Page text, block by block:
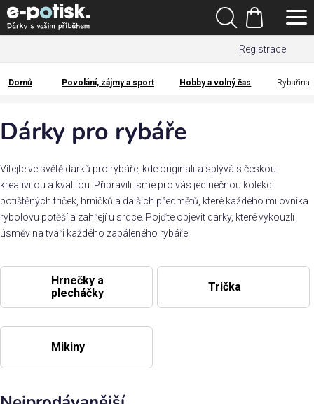
Přejít
na
obsah
Registrace
Hledat
Nákupní
košík
pro
Rodina
/
Láska
Povolání,
sport
Příležitosti
Domů
Domů Povolání, zájmy a sport Hobby a volný čas Rybařina
Dárky pro rybáře
Vítejte ve světě dárků pro rybáře, kde originalita splývá s českou
kreativitou a kvalitou. Připravili jsme pro vás jedinečnou kolekci
potištěných triček, hrníčků a dalších předmětů, které každého milovníka
rybolovu potěší a zahřejí u srdce. Pojďte objevit dárky, které vykouzlí
úsměv na tváři každého zapáleného rybáře.
Hrnečky a
plecháčky
Trička
Mikiny